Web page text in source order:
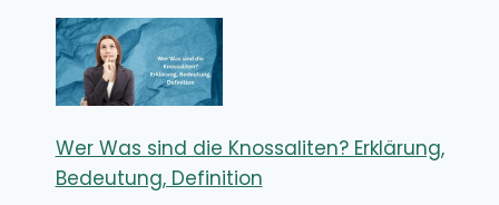
Wer Was sind die Knossaliten? Erklärung,
Bedeutung, Definition